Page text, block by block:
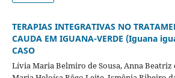
TERAPIAS INTEGRATIVAS NO
CAUDA EM IGUANA-VERDE (Iguana
CASO
Lívia Maria Belmiro de Sousa, Anna Beatriz